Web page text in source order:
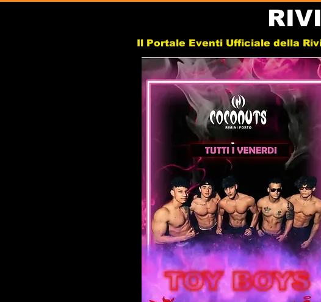
Il Portale Eventi Ufficiale della